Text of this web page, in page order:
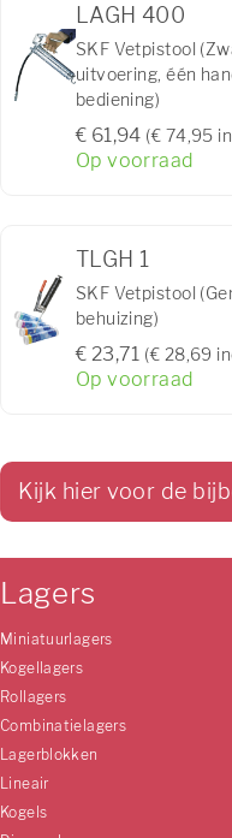
LAGH 400
SKF Vetpistool
uitvoering, één
bediening)
€ 61,94 (€ 74,95
Op voorraad
TLGH 1
SKF Vetpistool
behuizing)
€ 23,71 (€ 28,69
Op voorraad
Kijk hier voor de
Lagers
Miniatuurlagers
Kogellagers
Rollagers
Combinatielagers
Lagerblokken
Lineair
Kogels